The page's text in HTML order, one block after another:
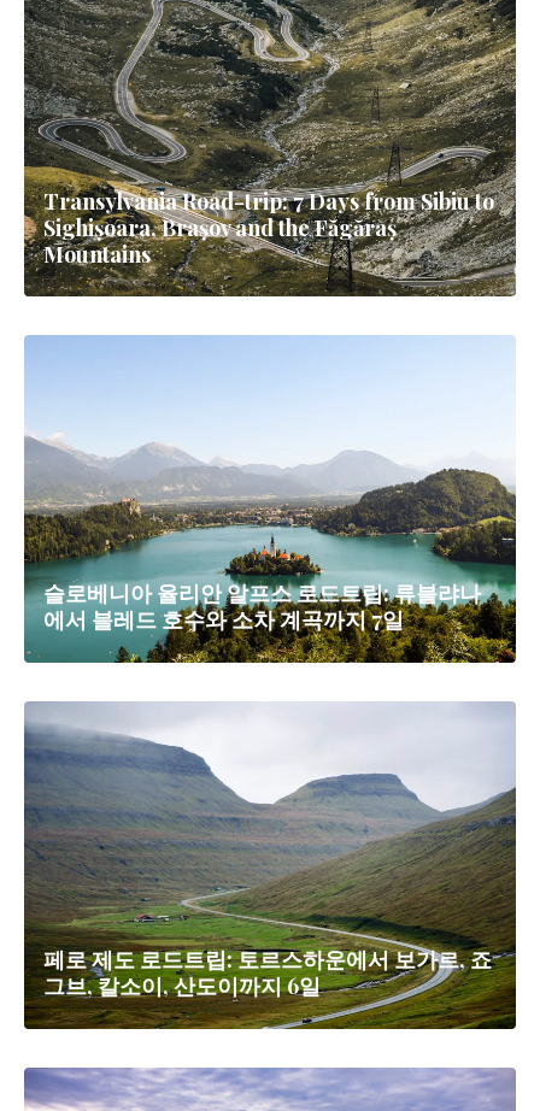
Transylvania Road-trip: 7 Days from Sibiu to
Sighișoara, Brașov and the Făgăraș
Mountains
슬로베니아 율리안 알프스 로드트립: 류블랴나
에서 블레드 호수와 소차 계곡까지 7일
페로 제도 로드트립: 토르스하운에서 보가르, 죠
그브, 칼소이, 산도이까지 6일